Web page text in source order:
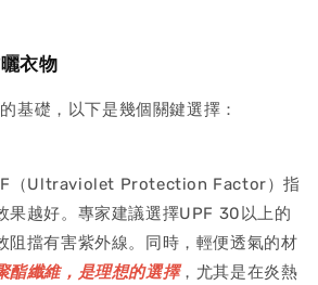
衣物
基礎，以下是幾個關鍵選擇：
（Ultraviolet Protection Factor）指
果越好。專家建議選擇UPF 30以上的
阻擋有害紫外線。同時，輕便透氣的材
酯纖維，是理想的選擇，尤其是在炎熱